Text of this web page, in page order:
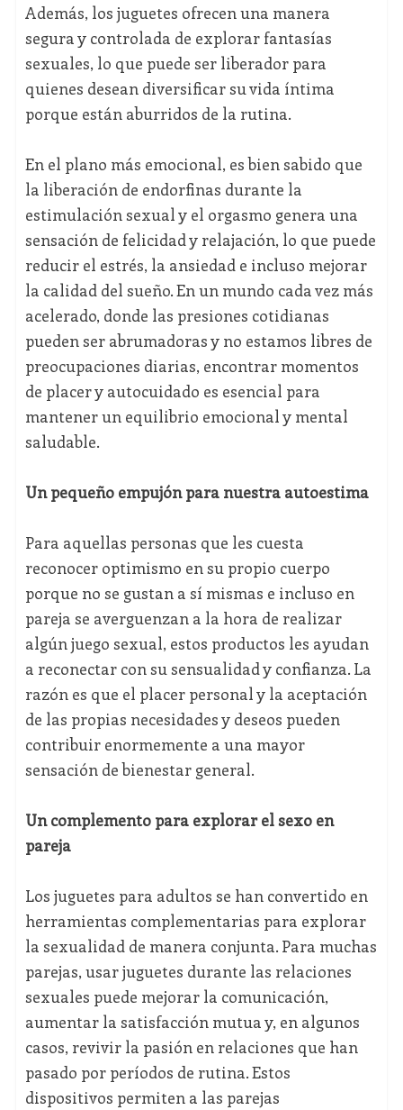
Además, los juguetes ofrecen una manera
segura y controlada de explorar fantasías
sexuales, lo que puede ser liberador para
quienes desean diversificar su vida íntima
porque están aburridos de la rutina.
En el plano más emocional, es bien sabido que
la liberación de endorfinas durante la
estimulación sexual y el orgasmo genera una
sensación de felicidad y relajación, lo que puede
reducir el estrés, la ansiedad e incluso mejorar
la calidad del sueño. En un mundo cada vez más
acelerado, donde las presiones cotidianas
pueden ser abrumadoras y no estamos libres de
preocupaciones diarias, encontrar momentos
de placer y autocuidado es esencial para
mantener un equilibrio emocional y mental
saludable.
Un pequeño empujón para nuestra autoestima
Para aquellas personas que les cuesta
reconocer optimismo en su propio cuerpo
porque no se gustan a sí mismas e incluso en
pareja se averguenzan a la hora de realizar
algún juego sexual, estos productos les ayudan
a reconectar con su sensualidad y confianza. La
razón es que el placer personal y la aceptación
de las propias necesidades y deseos pueden
contribuir enormemente a una mayor
sensación de bienestar general.
Un complemento para explorar el sexo en
pareja
Los juguetes para adultos se han convertido en
herramientas complementarias para explorar
la sexualidad de manera conjunta. Para muchas
parejas, usar juguetes durante las relaciones
sexuales puede mejorar la comunicación,
aumentar la satisfacción mutua y, en algunos
casos, revivir la pasión en relaciones que han
pasado por períodos de rutina. Estos
dispositivos permiten a las parejas